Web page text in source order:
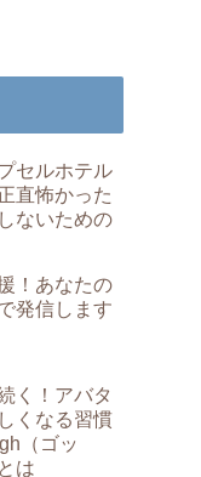
セルホテル
直怖かった
ないための
！あなたの
発信します
く！アバタ
くなる習慣
（ゴッ
は